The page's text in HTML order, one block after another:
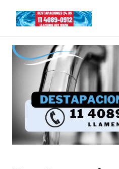
content